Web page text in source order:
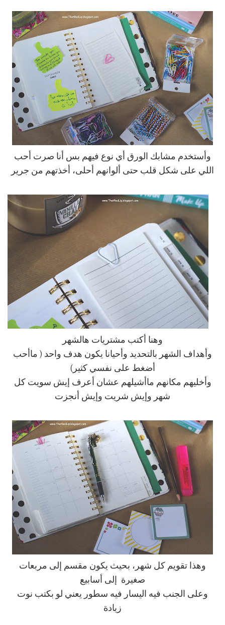
وأستخدم مشابك الورق أي نوع فيهم بس أنا صرت أحب
اللي على شكل قلب حتى ألوانهم أحلى، أخذتهم من جرير
وهنا أكتب مشتريات هالشهر
وأهداف الشهر بالتحديد وأحيانا يكون هدف واحد ( ماأحب
أضغط على نفسي كثير)
وأخليهم مكانهم ماأشيلهم عشان أعرف إيش سويت كل
شهر وإيش شريت وإيش أنجزت
وهذا تقويم كل شهر، بحيث يكون مقسم إلى مربعات
صغيرة إلى أسابيع
وعلى الجنب فيه اليسار فيه سطور يعني لو بكتب نوت
زيادة